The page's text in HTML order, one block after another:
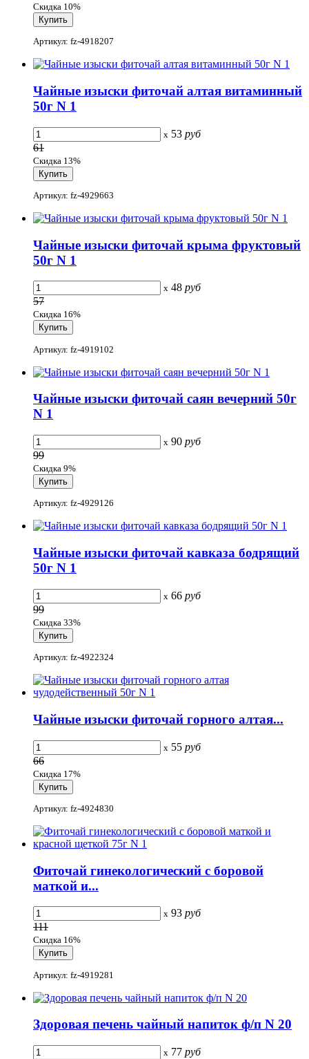
Скидка 10%
Артикул: fz-4918207
Чайные изыски фиточай алтая витаминный
50г N 1
x 53 руб
61
Скидка 13%
Артикул: fz-4929663
Чайные изыски фиточай крыма фруктовый
50г N 1
x 48 руб
57
Скидка 16%
Артикул: fz-4919102
Чайные изыски фиточай саян вечерний 50г
N 1
x 90 руб
99
Скидка 9%
Артикул: fz-4929126
Чайные изыски фиточай кавказа бодрящий
50г N 1
x 66 руб
99
Скидка 33%
Артикул: fz-4922324
Чайные изыски фиточай горного алтая...
x 55 руб
66
Скидка 17%
Артикул: fz-4924830
Фиточай гинекологический с боровой
маткой и...
x 93 руб
111
Скидка 16%
Артикул: fz-4919281
Здоровая печень чайный напиток ф/п N 20
x 77 руб